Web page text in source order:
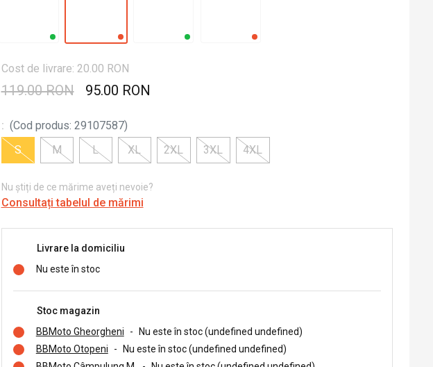
Cost de livrare: 20.00 RON
119.00 RON 95.00 RON
: (Cod produs: 29107587)
S
M L XL 2XL 3XL 4XL
Nu știți de ce mărime aveți nevoie?
Consultați tabelul de mărimi
Livrare la domiciliu
Nu este în stoc
Stoc magazin
BBMoto Gheorgheni
-
Nu este în stoc (undefined undefined)
BBMoto Otopeni
-
Nu este în stoc (undefined undefined)